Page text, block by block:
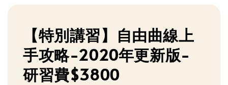
【特別講習】自由曲線上
手攻略-2020年更新版-
研習費$3800